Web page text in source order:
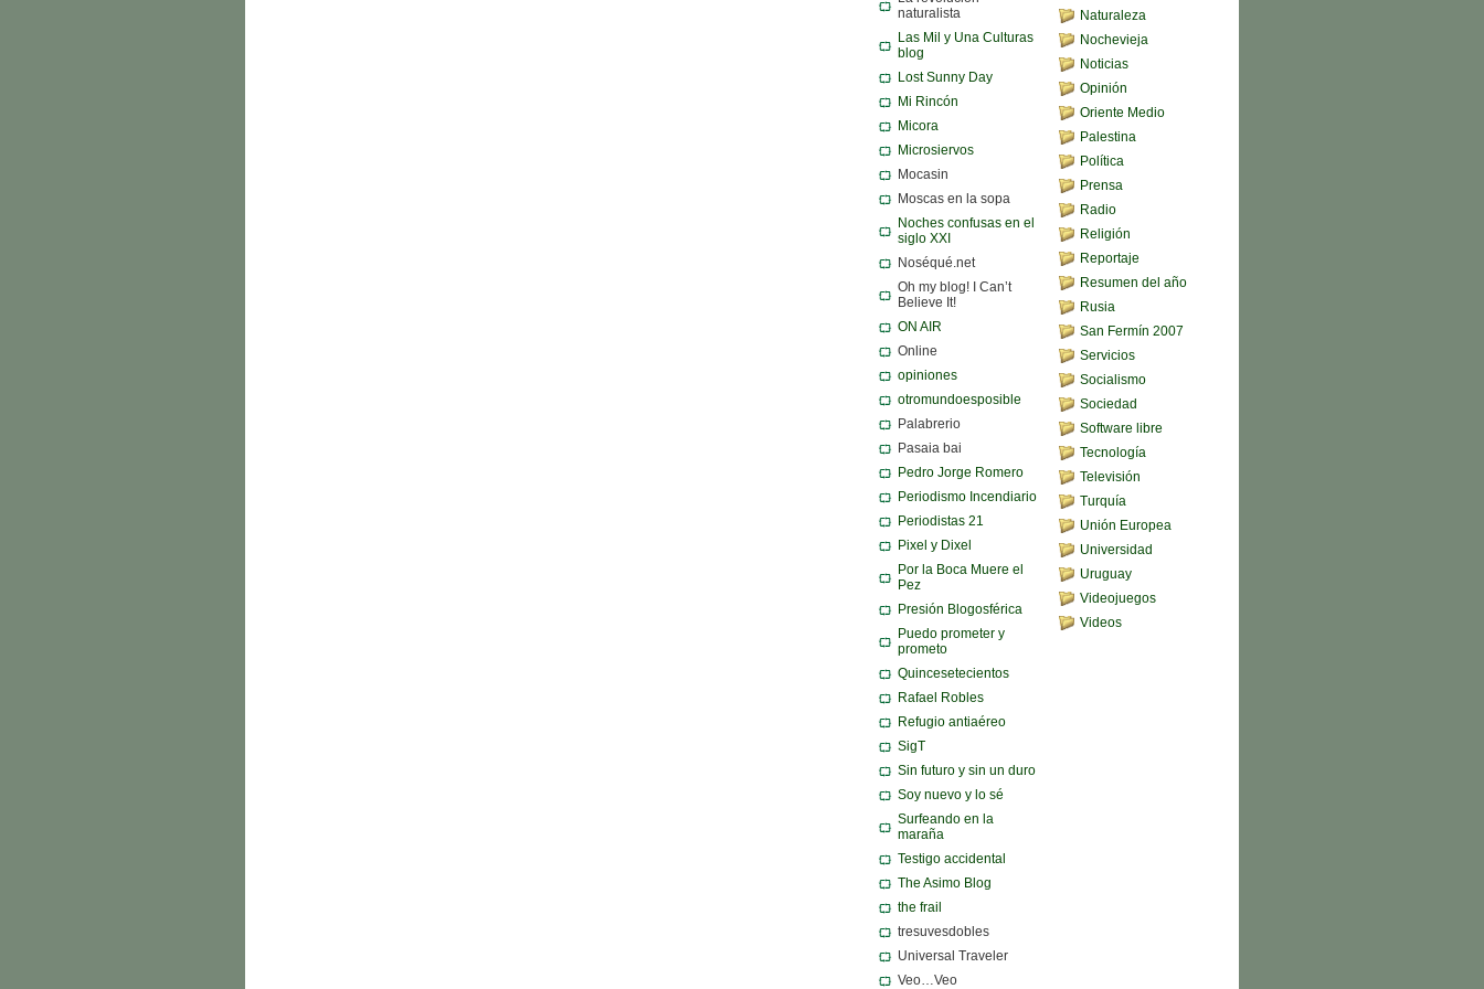
naturalista
Las Mil y Una Culturas
blog
Lost Sunny Day
Mi Rincón
Micora
Microsiervos
Mocasin
Moscas en la sopa
Noches confusas en el
siglo XXI
Noséqué.net
Oh my blog! I Can’t
Believe It!
ON AIR
Online
opiniones
otromundoesposible
Palabrerio
Pasaia bai
Pedro Jorge Romero
Periodismo Incendiario
Periodistas 21
Pixel y Dixel
Por la Boca Muere el
Pez
Presión Blogosférica
Puedo prometer y
prometo
Quincesetecientos
Rafael Robles
Refugio antiaéreo
SigT
Sin futuro y sin un duro
Soy nuevo y lo sé
Surfeando en la
maraña
Testigo accidental
The Asimo Blog
the frail
tresuvesdobles
Universal Traveler
Veo…Veo
Naturaleza
Nochevieja
Noticias
Opinión
Oriente Medio
Palestina
Política
Prensa
Radio
Religión
Reportaje
Resumen del año
Rusia
San Fermín 2007
Servicios
Socialismo
Sociedad
Software libre
Tecnología
Televisión
Turquía
Unión Europea
Universidad
Uruguay
Videojuegos
Videos